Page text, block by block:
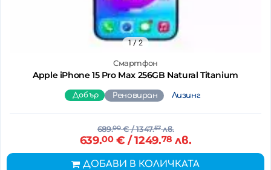
Смартфон
Apple iPhone 15 Pro Max 256GB Natural Titanium
1/ 2
Добър Реновиран Лизинг
689.00€/ 1347.57лв.
639.00€ / 1249.78 лв.
ДОБАВИ В КОЛИЧКАТА